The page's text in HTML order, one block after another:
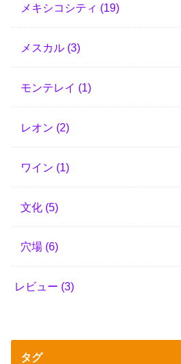
メキシコシティ (19)
メスカル (3)
モンテレイ (1)
レオン (2)
ワイン (1)
文化 (5)
穴場 (6)
レビュー (3)
タグ